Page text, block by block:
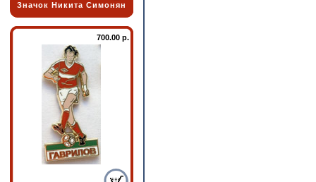
Значок Никита Симонян
700.00 р.